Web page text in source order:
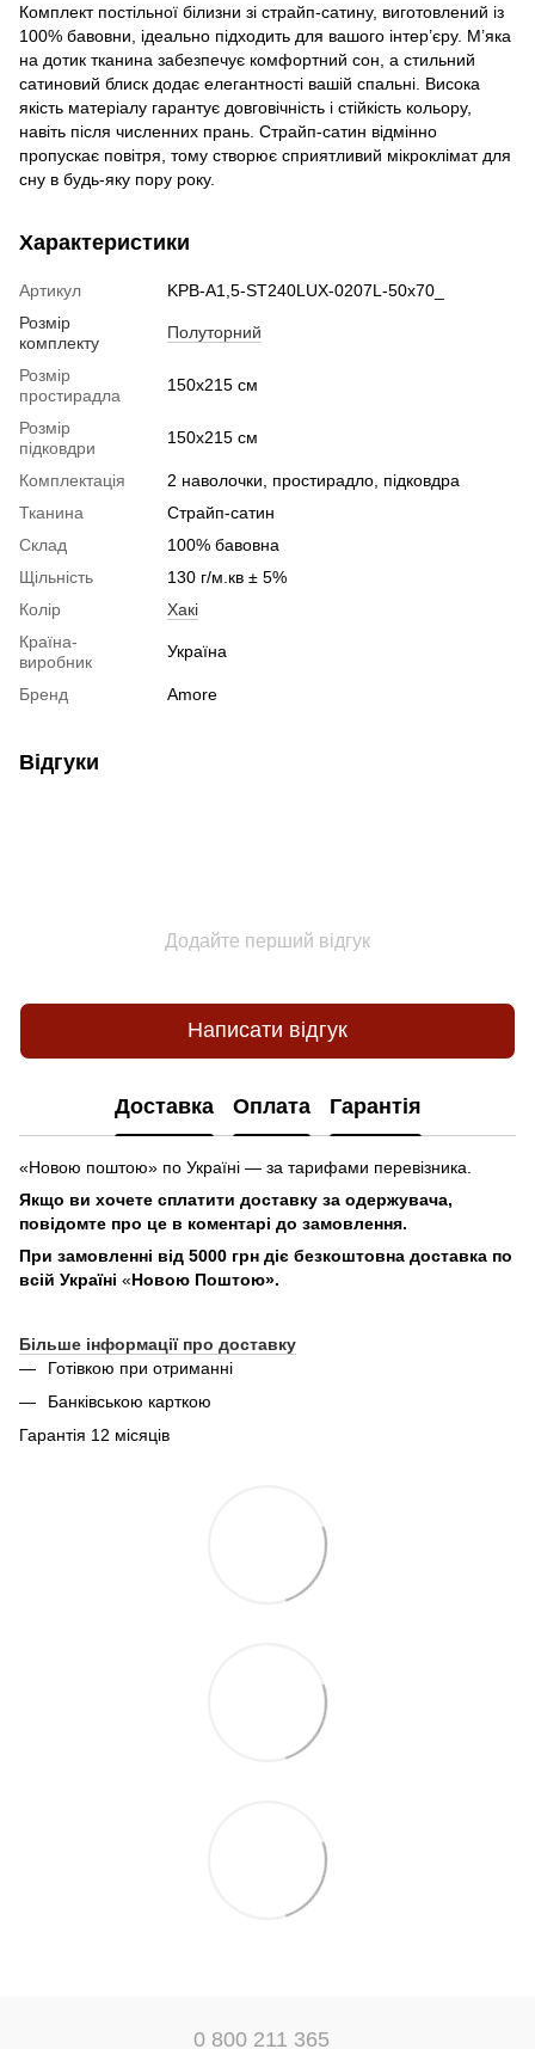
Комплект постільної білизни зі страйп-сатину, виготовлений із
100% бавовни, ідеально підходить для вашого інтер’єру. М’яка
на дотик тканина забезпечує комфортний сон, а стильний
сатиновий блиск додає елегантності вашій спальні. Висока
якість матеріалу гарантує довговічність і стійкість кольору,
навіть після численних прань. Страйп-сатин відмінно
пропускає повітря, тому створює сприятливий мікроклімат для
сну в будь-яку пору року.
Характеристики
Артикул
KPB-A1,5-ST240LUX-0207L-50x70_
Розмір
комплекту
Полуторний
Розмір
простирадла
150x215 см
Розмір
підковдри
150x215 см
Комплектація
2 наволочки, простирадло, підковдра
Тканина
Страйп-сатин
Склад
100% бавовна
Щільність
130 г/м.кв ± 5%
Колір
Хакі
Країна-
виробник
Україна
Бренд Amore
Відгуки
Додайте перший відгук
Написати відгук
Доставка Оплата Гарантія
«Новою поштою» по Україні — за тарифами перевізника.
Якщо ви хочете сплатити доставку за одержувача,
повідомте про це в коментарі до замовлення.
При замовленні від 5000 грн діє безкоштовна доставка по
всій Україні «Новою Поштою».
Більше інформації про доставку
Готівкою при отриманні
Банківською карткою
Гарантія 12 місяців
0 800 211 365